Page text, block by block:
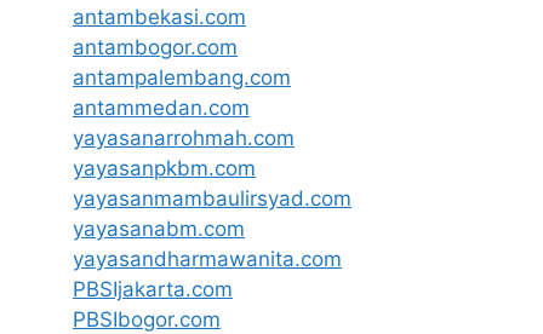
antambekasi.com
antambogor.com
antampalembang.com
antammedan.com
yayasanarrohmah.com
yayasanpkbm.com
yayasanmambaulirsyad.com
yayasanabm.com
yayasandharmawanita.com
PBSIjakarta.com
PBSIbogor.com